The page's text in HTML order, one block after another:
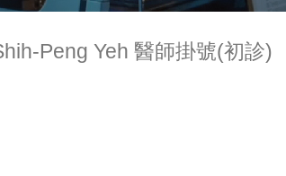
Peng Yeh 醫師掛號(初診)